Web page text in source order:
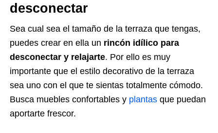
desconectar
Sea cual sea el tamaño de la terraza que tengas,
puedes crear en ella un rincón idílico para
desconectar y relajarte. Por ello es muy
importante que el estilo decorativo de la terraza
sea uno con el que te sientas totalmente cómodo.
Busca muebles confortables y plantas que puedan
aportarte frescor.